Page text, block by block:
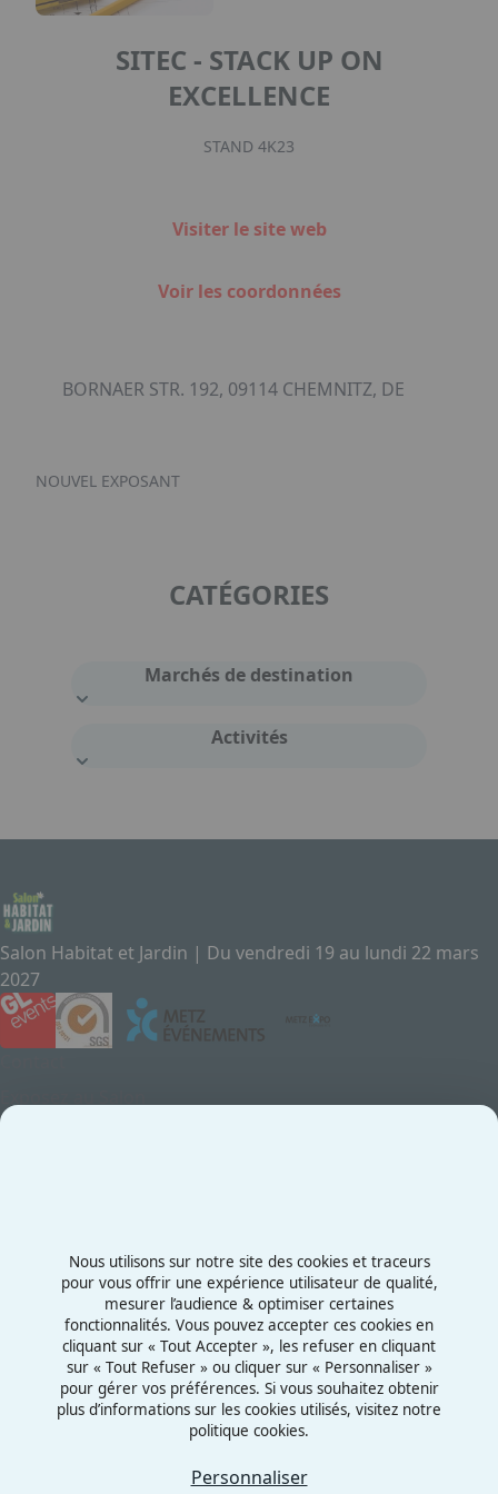
SITEC - STACK UP ON
EXCELLENCE
STAND 4K23
Visiter le site web
Voir les coordonnées
BORNAER STR. 192, 09114 CHEMNITZ, DE
NOUVEL EXPOSANT
CATÉGORIES
Marchés de destination
Activités
Salon Habitat et Jardin | Du vendredi 19 au lundi 22 mars
2027
Rue de la Grange aux Bois
57070 - Metz
France
Nous utilisons sur notre site des cookies et traceurs
pour vous offrir une expérience utilisateur de qualité,
mesurer l’audience & optimiser certaines
fonctionnalités. Vous pouvez accepter ces cookies en
cliquant sur « Tout Accepter », les refuser en cliquant
sur « Tout Refuser » ou cliquer sur « Personnaliser »
pour gérer vos préférences. Si vous souhaitez obtenir
plus d’informations sur les cookies utilisés, visitez notre
politique cookies.
Personnaliser